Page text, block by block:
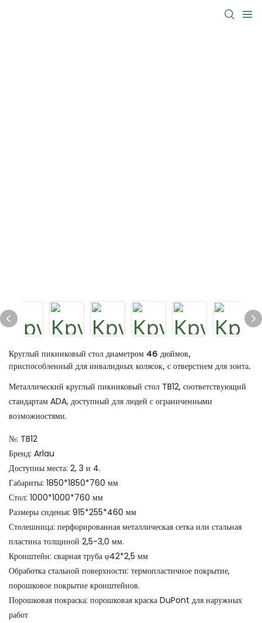
Круглый пикниковый стол диаметром 46 дюймов,
приспособленный для инвалидных колясок, с отверстием для зонта.
Металлический круглый пикниковый стол TB12, соответствующий
стандартам ADA, доступный для людей с ограниченными
возможностями.
№: TB12
Бренд: Arlau
Доступны места: 2, 3 и 4.
Габариты: 1850*1850*760 мм
Стол: 1000*1000*760 мм
Размеры сиденья: 915*255*460 мм
Столешница: перфорированная металлическая сетка или стальная
пластина толщиной 2,5-3,0 мм.
Кронштейн: сварная труба φ42*2,5 мм
Обработка стальной поверхности: термопластичное покрытие,
порошковое покрытие кронштейнов.
Порошковая покраска: порошковая краска DuPont для наружных
работ